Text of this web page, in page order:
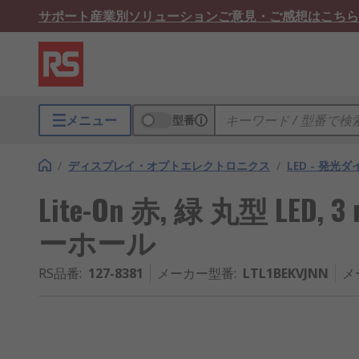
サポート産業別ソリューションご意見・ご感想はこちら
メニュー 型番
/ ディスプレイ・オプトエレクトロニクス / LED - 発光ダ
Lite-On 赤, 緑 丸型 LED,
ーホール
RS品番: 127-8381 メーカー型番: LTL1BEKVJNN